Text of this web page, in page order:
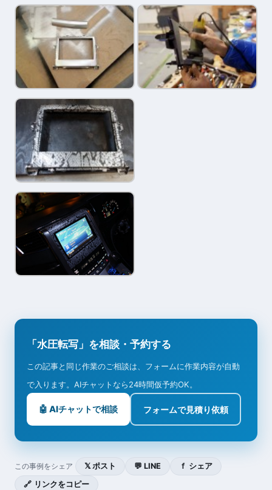
「水圧転写」を相談・予約する
この記事と同じ作業のご相談は、フォームに作業内容が自動
で入ります。AIチャットなら24時間仮予約OK。
🤖 AIチャットで相談 フォームで見積り依頼
この事例をシェア 𝕏 ポスト 💬 LINE
ｆ シェア
🔗 リンクをコピー